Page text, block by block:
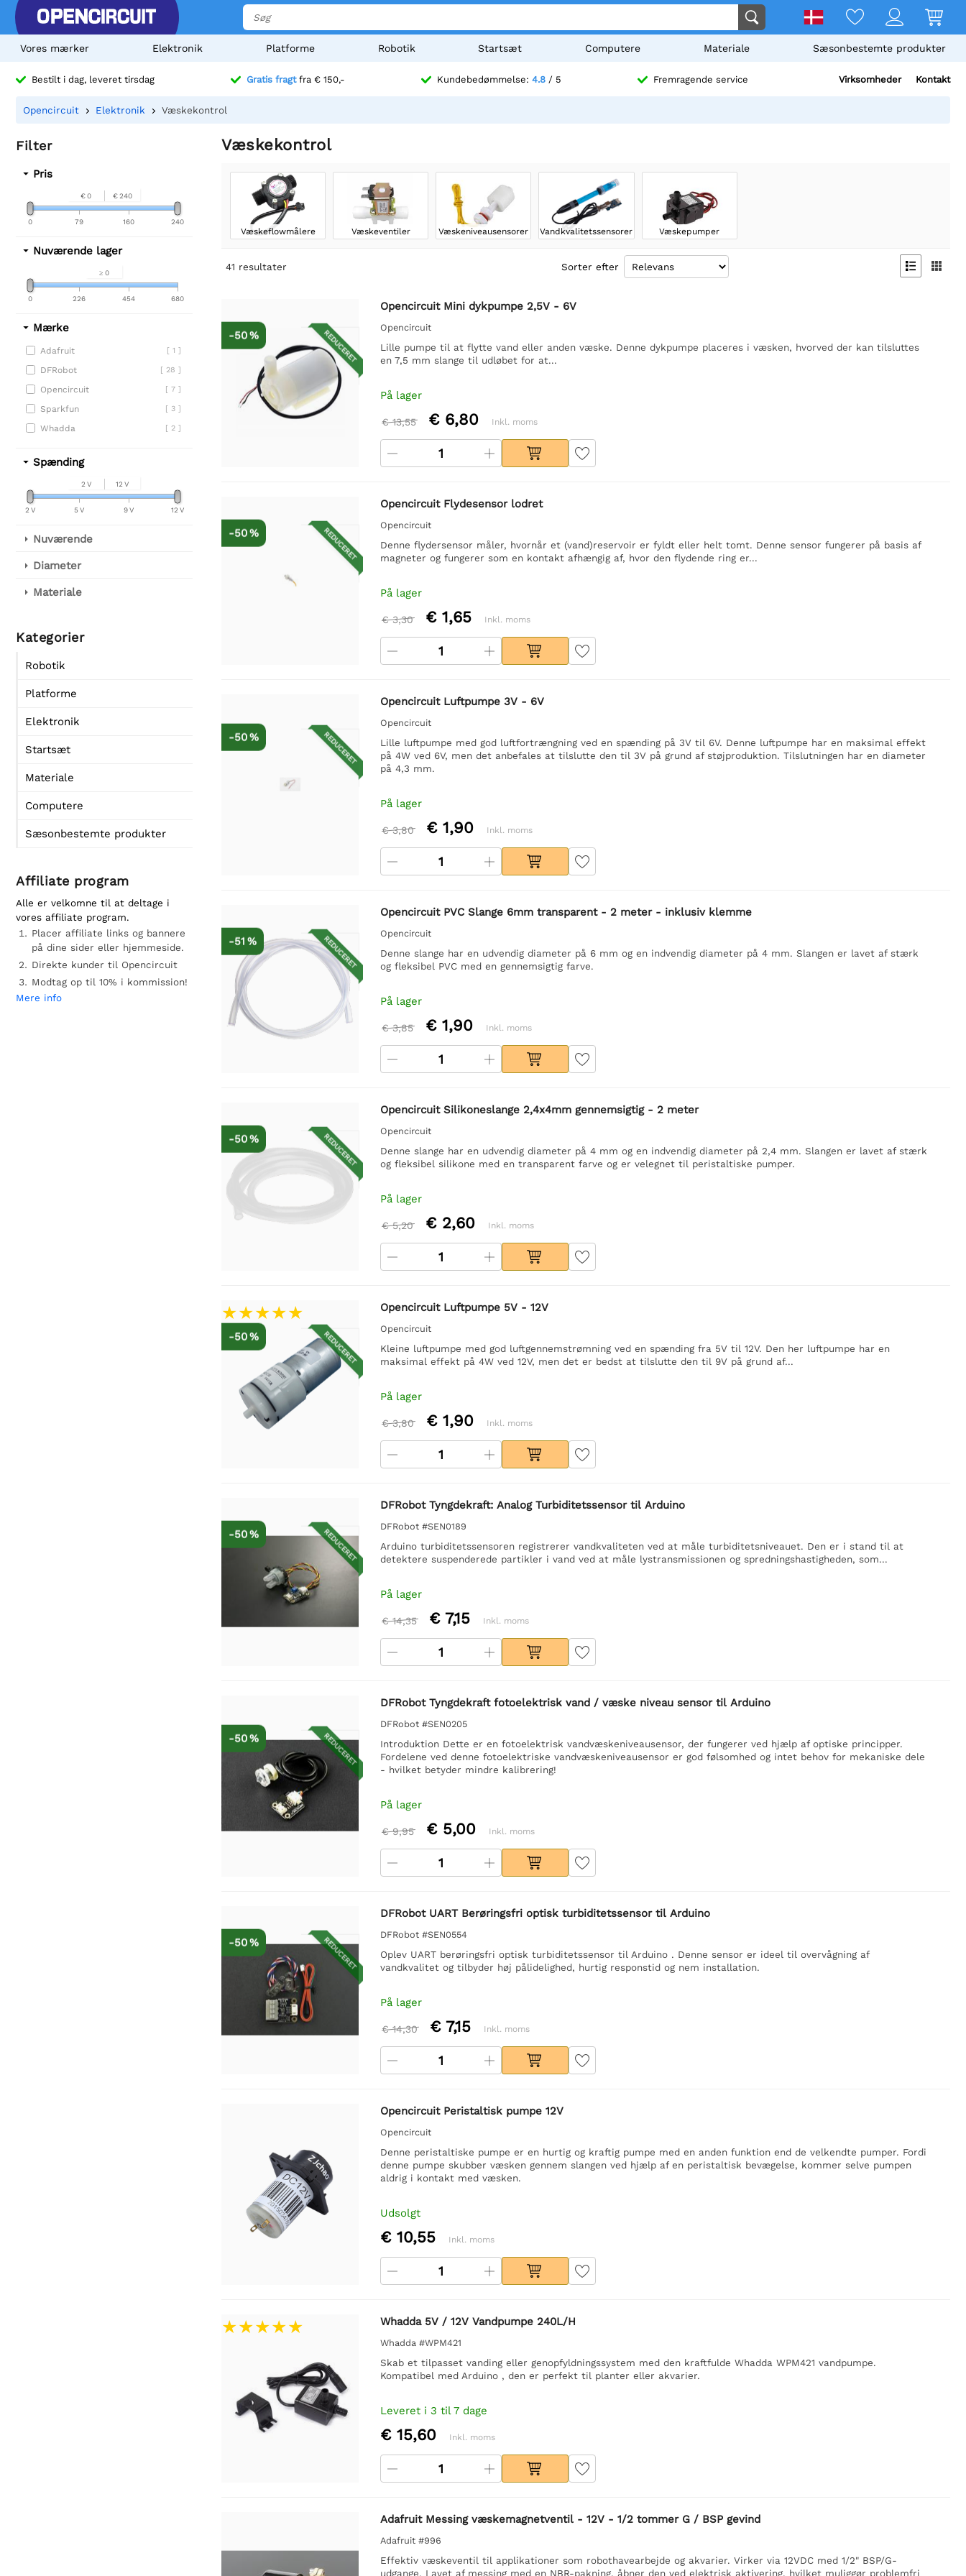
Vores mærker Elektronik Platforme Robotik Startsæt Computere Materiale Sæsonbestemte produkter
Bestilt i dag, leveret tirsdag Gratis fragtfra € 150,- Kundebedømmelse: 4.8 / 5 Fremragende service Virksomheder Kontakt
Opencircuit Elektronik Væskekontrol
Filter
Pris
€ 0 € 240
0 240
79 160
Nuværende lager
≥ 0
0 680
226 454
Mærke
Adafruit [ 1 ]
DFRobot [ 28 ]
Opencircuit [ 7 ]
Sparkfun [ 3 ]
Whadda [ 2 ]
Spænding
2 V 12 V
2 V 12 V
5 V 9 V
Nuværende
Diameter
Materiale
Kategorier
Robotik
Platforme
Elektronik
Startsæt
Materiale
Computere
Sæsonbestemte produkter
Affiliate program
Alle er velkomne til at deltage i
vores affiliate program.
Placer affiliate links og bannere
på dine sider eller hjemmeside.
Direkte kunder til Opencircuit
Modtag op til 10% i kommission!
Mere info
Væskekontrol
Væskeflowmålere Væskeventiler Væskeniveausensorer Vandkvalitetssensorer Væskepumper
41 resultater Sorter efter  
REDUCERET
-50 %
Opencircuit Mini dykpumpe 2,5V - 6V
Opencircuit
Lille pumpe til at flytte vand eller anden væske. Denne dykpumpe placeres i væsken, hvorved der kan tilsluttes
en 7,5 mm slange til udløbet for at...
På lager
€ 13,55 € 6,80 Inkl. moms
REDUCERET
-50 %
Opencircuit Flydesensor lodret
Opencircuit
Denne flydersensor måler, hvornår et (vand)reservoir er fyldt eller helt tomt. Denne sensor fungerer på basis af
magneter og fungerer som en kontakt afhængig af, hvor den flydende ring er...
På lager
€ 3,30 € 1,65 Inkl. moms
REDUCERET
-50 %
Opencircuit Luftpumpe 3V - 6V
Opencircuit
Lille luftpumpe med god luftfortrængning ved en spænding på 3V til 6V. Denne luftpumpe har en maksimal effekt
på 4W ved 6V, men det anbefales at tilslutte den til 3V på grund af støjproduktion. Tilslutningen har en diameter
på 4,3 mm.
På lager
€ 3,80 € 1,90 Inkl. moms
REDUCERET
-51 %
Opencircuit PVC Slange 6mm transparent - 2 meter - inklusiv klemme
Opencircuit
Denne slange har en udvendig diameter på 6 mm og en indvendig diameter på 4 mm. Slangen er lavet af stærk
og fleksibel PVC med en gennemsigtig farve.
På lager
€ 3,85 € 1,90 Inkl. moms
REDUCERET
-50 %
Opencircuit Silikoneslange 2,4x4mm gennemsigtig - 2 meter
Opencircuit
Denne slange har en udvendig diameter på 4 mm og en indvendig diameter på 2,4 mm. Slangen er lavet af stærk
og fleksibel silikone med en transparent farve og er velegnet til peristaltiske pumper.
På lager
€ 5,20 € 2,60 Inkl. moms
REDUCERET
-50 %
Opencircuit Luftpumpe 5V - 12V
Opencircuit
Kleine luftpumpe med god luftgennemstrømning ved en spænding fra 5V til 12V. Den her luftpumpe har en
maksimal effekt på 4W ved 12V, men det er bedst at tilslutte den til 9V på grund af...
På lager
€ 3,80 € 1,90 Inkl. moms
REDUCERET
-50 %
DFRobot Tyngdekraft: Analog Turbiditetssensor til Arduino
DFRobot #SEN0189
Arduino turbiditetssensoren registrerer vandkvaliteten ved at måle turbiditetsniveauet. Den er i stand til at
detektere suspenderede partikler i vand ved at måle lystransmissionen og spredningshastigheden, som...
På lager
€ 14,35 € 7,15 Inkl. moms
REDUCERET
-50 %
DFRobot Tyngdekraft fotoelektrisk vand / væske niveau sensor til Arduino
DFRobot #SEN0205
Introduktion Dette er en fotoelektrisk vandvæskeniveausensor, der fungerer ved hjælp af optiske principper.
Fordelene ved denne fotoelektriske vandvæskeniveausensor er god følsomhed og intet behov for mekaniske dele
- hvilket betyder mindre kalibrering!
På lager
€ 9,95 € 5,00 Inkl. moms
REDUCERET
-50 %
DFRobot UART Berøringsfri optisk turbiditetssensor til Arduino
DFRobot #SEN0554
Oplev UART berøringsfri optisk turbiditetssensor til Arduino . Denne sensor er ideel til overvågning af
vandkvalitet og tilbyder høj pålidelighed, hurtig responstid og nem installation.
På lager
€ 14,30 € 7,15 Inkl. moms
Opencircuit Peristaltisk pumpe 12V
Opencircuit
Denne peristaltiske pumpe er en hurtig og kraftig pumpe med en anden funktion end de velkendte pumper. Fordi
denne pumpe skubber væsken gennem slangen ved hjælp af en peristaltisk bevægelse, kommer selve pumpen
aldrig i kontakt med væsken.
Udsolgt
€ 10,55 Inkl. moms
Whadda 5V / 12V Vandpumpe 240L/H
Whadda #WPM421
Skab et tilpasset vanding eller genopfyldningssystem med den kraftfulde Whadda WPM421 vandpumpe.
Kompatibel med Arduino , den er perfekt til planter eller akvarier.
Leveret i 3 til 7 dage
€ 15,60 Inkl. moms
Adafruit Messing væskemagnetventil - 12V - 1/2 tommer G / BSP gevind
Adafruit #996
Effektiv væskeventil til applikationer som robothavearbejde og akvarier. Virker via 12VDC med 1/2" BSP/G-
udgange. Lavet af messing med en NBR-pakning, åbner den ved elektrisk aktivering, hvilket muliggør problemfri